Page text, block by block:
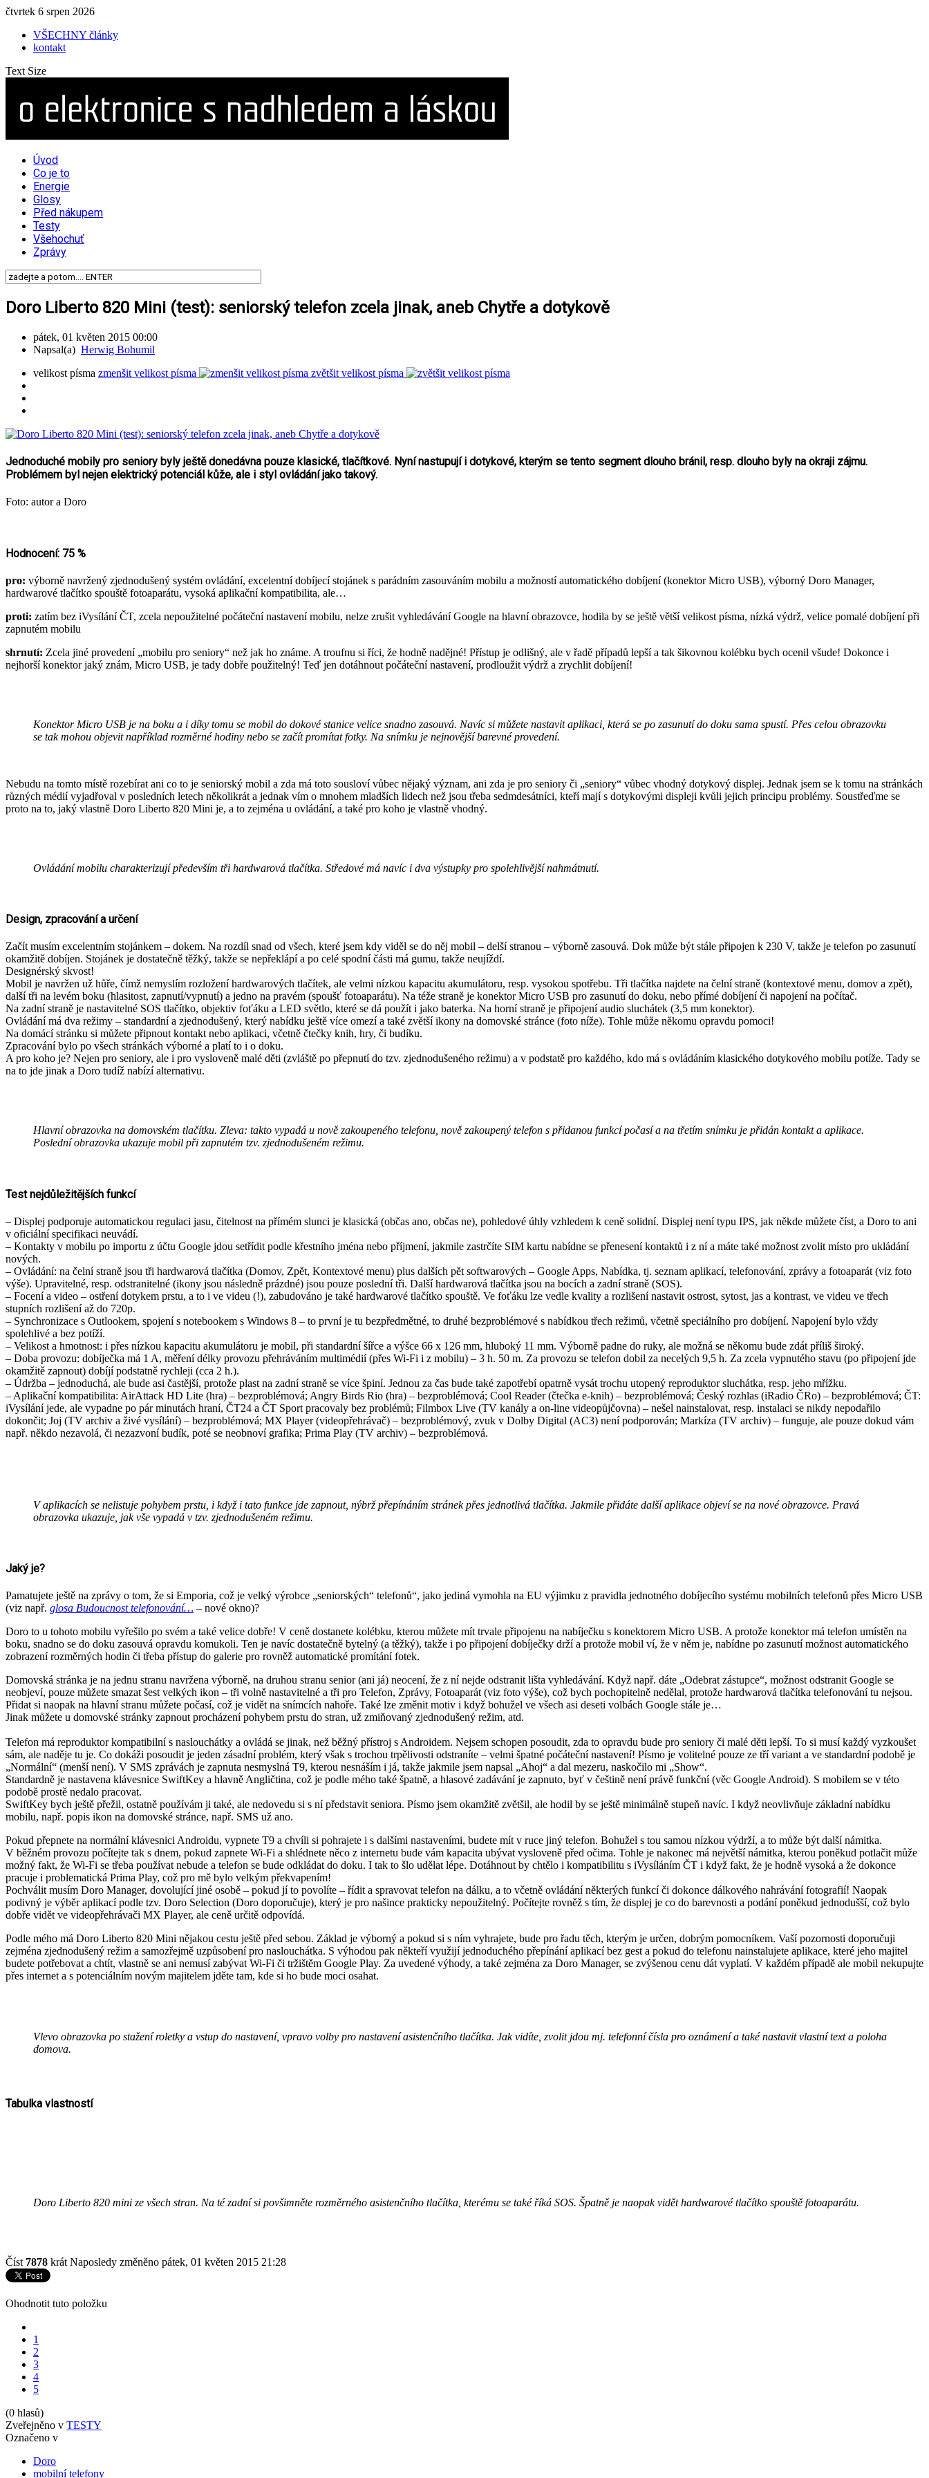
čtvrtek 6 srpen 2026
VŠECHNY články
kontakt
Text Size
Úvod
Co je to
Energie
Glosy
Před nákupem
Testy
Všehochuť
Zprávy
Doro Liberto 820 Mini (test): seniorský telefon zcela jinak, aneb Chytře a dotykově
pátek, 01 květen 2015 00:00
Napsal(a) Herwig Bohumil
velikost písma zmenšit velikost písma zvětšit velikost písma
Jednoduché mobily pro seniory byly ještě donedávna pouze klasické, tlačítkové. Nyní nastupují i dotykové, kterým se tento segment dlouho bránil, resp. dlouho byly na okraji zájmu.
Problémem byl nejen elektrický potenciál kůže, ale i styl ovládání jako takový.
Foto: autor a Doro
Hodnocení: 75 %
pro: výborně navržený zjednodušený systém ovládání, excelentní dobíjecí stojánek s parádním zasouváním mobilu a možností automatického dobíjení (konektor Micro USB), výborný Doro Manager,
hardwarové tlačítko spouště fotoaparátu, vysoká aplikační kompatibilita, ale…
proti: zatím bez iVysílání ČT, zcela nepoužitelné počáteční nastavení mobilu, nelze zrušit vyhledávání Google na hlavní obrazovce, hodila by se ještě větší velikost písma, nízká výdrž, velice pomalé dobíjení při
zapnutém mobilu
shrnutí: Zcela jiné provedení „mobilu pro seniory“ než jak ho známe. A troufnu si říci, že hodně nadějné! Přístup je odlišný, ale v řadě případů lepší a tak šikovnou kolébku bych ocenil všude! Dokonce i
nejhorší konektor jaký znám, Micro USB, je tady dobře použitelný! Teď jen dotáhnout počáteční nastavení, prodloužit výdrž a zrychlit dobíjení!
Konektor Micro USB je na boku a i díky tomu se mobil do dokové stanice velice snadno zasouvá. Navíc si můžete nastavit aplikaci, která se po zasunutí do doku sama spustí. Přes celou obrazovku
se tak mohou objevit například rozměrné hodiny nebo se začít promítat fotky. Na snímku je nejnovější barevné provedení.
Nebudu na tomto místě rozebírat ani co to je seniorský mobil a zda má toto sousloví vůbec nějaký význam, ani zda je pro seniory či „seniory“ vůbec vhodný dotykový displej. Jednak jsem se k tomu na stránkách
různých médií vyjadřoval v posledních letech několikrát a jednak vím o mnohem mladších lidech než jsou třeba sedmdesátníci, kteří mají s dotykovými displeji kvůli jejich principu problémy. Soustřeďme se
proto na to, jaký vlastně Doro Liberto 820 Mini je, a to zejména u ovládání, a také pro koho je vlastně vhodný.
Ovládání mobilu charakterizují především tři hardwarová tlačítka. Středové má navíc i dva výstupky pro spolehlivější nahmátnutí.
Design, zpracování a určení
Začít musím excelentním stojánkem – dokem. Na rozdíl snad od všech, které jsem kdy viděl se do něj mobil – delší stranou – výborně zasouvá. Dok může být stále připojen k 230 V, takže je telefon po zasunutí
okamžitě dobíjen. Stojánek je dostatečně těžký, takže se nepřeklápí a po celé spodní části má gumu, takže neujíždí.
Designérský skvost!
Mobil je navržen už hůře, čímž nemyslím rozložení hardwarových tlačítek, ale velmi nízkou kapacitu akumulátoru, resp. vysokou spotřebu. Tři tlačítka najdete na čelní straně (kontextové menu, domov a zpět),
další tři na levém boku (hlasitost, zapnutí/vypnutí) a jedno na pravém (spoušť fotoaparátu). Na téže straně je konektor Micro USB pro zasunutí do doku, nebo přímé dobíjení či napojení na počítač.
Na zadní straně je nastavitelné SOS tlačítko, objektiv foťáku a LED světlo, které se dá použít i jako baterka. Na horní straně je připojení audio sluchátek (3,5 mm konektor).
Ovládání má dva režimy – standardní a zjednodušený, který nabídku ještě více omezí a také zvětší ikony na domovské stránce (foto níže). Tohle může někomu opravdu pomoci!
Na domácí stránku si můžete připnout kontakt nebo aplikaci, včetně čtečky knih, hry, či budíku.
Zpracování bylo po všech stránkách výborné a platí to i o doku.
A pro koho je? Nejen pro seniory, ale i pro vysloveně malé děti (zvláště po přepnutí do tzv. zjednodušeného režimu) a v podstatě pro každého, kdo má s ovládáním klasického dotykového mobilu potíže. Tady se
na to jde jinak a Doro tudíž nabízí alternativu.
Hlavní obrazovka na domovském tlačítku. Zleva: takto vypadá u nově zakoupeného telefonu, nově zakoupený telefon s přidanou funkcí počasí a na třetím snímku je přidán kontakt a aplikace.
Poslední obrazovka ukazuje mobil při zapnutém tzv. zjednodušeném režimu.
Test nejdůležitějších funkcí
– Displej podporuje automatickou regulaci jasu, čitelnost na přímém slunci je klasická (občas ano, občas ne), pohledové úhly vzhledem k ceně solidní. Displej není typu IPS, jak někde můžete číst, a Doro to ani
v oficiální specifikaci neuvádí.
– Kontakty v mobilu po importu z účtu Google jdou setřídit podle křestního jména nebo příjmení, jakmile zastrčíte SIM kartu nabídne se přenesení kontaktů i z ní a máte také možnost zvolit místo pro ukládání
nových.
– Ovládání: na čelní straně jsou tři hardwarová tlačítka (Domov, Zpět, Kontextové menu) plus dalších pět softwarových – Google Apps, Nabídka, tj. seznam aplikací, telefonování, zprávy a fotoaparát (viz foto
výše). Upravitelné, resp. odstranitelné (ikony jsou následně prázdné) jsou pouze poslední tři. Další hardwarová tlačítka jsou na bocích a zadní straně (SOS).
– Focení a video – ostření dotykem prstu, a to i ve videu (!), zabudováno je také hardwarové tlačítko spouště. Ve foťáku lze vedle kvality a rozlišení nastavit ostrost, sytost, jas a kontrast, ve videu ve třech
stupních rozlišení až do 720p.
– Synchronizace s Outlookem, spojení s notebookem s Windows 8 – to první je tu bezpředmětné, to druhé bezproblémové s nabídkou třech režimů, včetně speciálního pro dobíjení. Napojení bylo vždy
spolehlivé a bez potíží.
– Velikost a hmotnost: i přes nízkou kapacitu akumulátoru je mobil, při standardní šířce a výšce 66 x 126 mm, hluboký 11 mm. Výborně padne do ruky, ale možná se někomu bude zdát příliš široký.
– Doba provozu: dobíječka má 1 A, měření délky provozu přehráváním multimédií (přes Wi-Fi i z mobilu) – 3 h. 50 m. Za provozu se telefon dobil za necelých 9,5 h. Za zcela vypnutého stavu (po připojení jde
okamžitě zapnout) dobíjí podstatně rychleji (cca 2 h.).
– Údržba – jednoduchá, ale bude asi častější, protože plast na zadní straně se více špiní. Jednou za čas bude také zapotřebí opatrně vysát trochu utopený reproduktor sluchátka, resp. jeho mřížku.
– Aplikační kompatibilita: AirAttack HD Lite (hra) – bezproblémová; Angry Birds Rio (hra) – bezproblémová; Cool Reader (čtečka e-knih) – bezproblémová; Český rozhlas (iRadio ČRo) – bezproblémová; ČT:
iVysílání jede, ale vypadne po pár minutách hraní, ČT24 a ČT Sport pracovaly bez problémů; Filmbox Live (TV kanály a on-line videopůjčovna) – nešel nainstalovat, resp. instalaci se nikdy nepodařilo
dokončit; Joj (TV archiv a živé vysílání) – bezproblémová; MX Player (videopřehrávač) – bezproblémový, zvuk v Dolby Digital (AC3) není podporován; Markíza (TV archiv) – funguje, ale pouze dokud vám
např. někdo nezavolá, či nezazvoní budík, poté se neobnoví grafika; Prima Play (TV archiv) – bezproblémová.
V aplikacích se nelistuje pohybem prstu, i když i tato funkce jde zapnout, nýbrž přepínáním stránek přes jednotlivá tlačítka. Jakmile přidáte další aplikace objeví se na nové obrazovce. Pravá
obrazovka ukazuje, jak vše vypadá v tzv. zjednodušeném režimu.
Jaký je?
Pamatujete ještě na zprávy o tom, že si Emporia, což je velký výrobce „seniorských“ telefonů“, jako jediná vymohla na EU výjimku z pravidla jednotného dobíjecího systému mobilních telefonů přes Micro USB
(viz např. glosa Budoucnost telefonování… – nové okno)?
Doro to u tohoto mobilu vyřešilo po svém a také velice dobře! V ceně dostanete kolébku, kterou můžete mít trvale připojenu na nabíječku s konektorem Micro USB. A protože konektor má telefon umístěn na
boku, snadno se do doku zasouvá opravdu komukoli. Ten je navíc dostatečně bytelný (a těžký), takže i po připojení dobíječky drží a protože mobil ví, že v něm je, nabídne po zasunutí možnost automatického
zobrazení rozměrných hodin či třeba přístup do galerie pro rovněž automatické promítání fotek.
Domovská stránka je na jednu stranu navržena výborně, na druhou stranu senior (ani já) neocení, že z ní nejde odstranit lišta vyhledávání. Když např. dáte „Odebrat zástupce“, možnost odstranit Google se
neobjeví, pouze můžete smazat šest velkých ikon – tři volně nastavitelné a tři pro Telefon, Zprávy, Fotoaparát (viz foto výše), což bych pochopitelně nedělal, protože hardwarová tlačítka telefonování tu nejsou.
Přidat si naopak na hlavní stranu můžete počasí, což je vidět na snímcích nahoře. Také lze změnit motiv i když bohužel ve všech asi deseti volbách Google stále je…
Jinak můžete u domovské stránky zapnout procházení pohybem prstu do stran, už zmiňovaný zjednodušený režim, atd.
Telefon má reproduktor kompatibilní s naslouchátky a ovládá se jinak, než běžný přístroj s Androidem. Nejsem schopen posoudit, zda to opravdu bude pro seniory či malé děti lepší. To si musí každý vyzkoušet
sám, ale naděje tu je. Co dokáži posoudit je jeden zásadní problém, který však s trochou trpělivosti odstraníte – velmi špatné počáteční nastavení! Písmo je volitelné pouze ze tří variant a ve standardní podobě je
„Normální“ (menší není). V SMS zprávách je zapnuta nesmyslná T9, kterou nesnáším i já, takže jakmile jsem napsal „Ahoj“ a dal mezeru, naskočilo mi „Show“.
Standardně je nastavena klávesnice SwiftKey a hlavně Angličtina, což je podle mého také špatně, a hlasové zadávání je zapnuto, byť v češtině není právě funkční (věc Google Android). S mobilem se v této
podobě prostě nedalo pracovat.
SwiftKey bych ještě přežil, ostatně používám ji také, ale nedovedu si s ní představit seniora. Písmo jsem okamžitě zvětšil, ale hodil by se ještě minimálně stupeň navíc. I když neovlivňuje základní nabídku
mobilu, např. popis ikon na domovské stránce, např. SMS už ano.
Pokud přepnete na normální klávesnici Androidu, vypnete T9 a chvíli si pohrajete i s dalšími nastaveními, budete mít v ruce jiný telefon. Bohužel s tou samou nízkou výdrží, a to může být další námitka.
V běžném provozu počítejte tak s dnem, pokud zapnete Wi-Fi a shlédnete něco z internetu bude vám kapacita ubývat vysloveně před očima. Tohle je nakonec má největší námitka, kterou poněkud potlačit může
možný fakt, že Wi-Fi se třeba používat nebude a telefon se bude odkládat do doku. I tak to šlo udělat lépe. Dotáhnout by chtělo i kompatibilitu s iVysíláním ČT i když fakt, že je hodně vysoká a že dokonce
pracuje i problematická Prima Play, což pro mě bylo velkým překvapením!
Pochválit musím Doro Manager, dovolující jiné osobě – pokud jí to povolíte – řídit a spravovat telefon na dálku, a to včetně ovládání některých funkcí či dokonce dálkového nahrávání fotografií! Naopak
podivný je výběr aplikací podle tzv. Doro Selection (Doro doporučuje), který je pro našince prakticky nepoužitelný. Počítejte rovněž s tím, že displej je co do barevnosti a podání poněkud jednodušší, což bylo
dobře vidět ve videopřehrávači MX Player, ale ceně určitě odpovídá.
Podle mého má Doro Liberto 820 Mini nějakou cestu ještě před sebou. Základ je výborný a pokud si s ním vyhrajete, bude pro řadu těch, kterým je určen, dobrým pomocníkem. Vaší pozornosti doporučuji
zejména zjednodušený režim a samozřejmě uzpůsobení pro naslouchátka. S výhodou pak někteří využijí jednoduchého přepínání aplikací bez gest a pokud do telefonu nainstalujete aplikace, které jeho majitel
budete potřebovat a chtít, vlastně se ani nemusí zabývat Wi-Fi či tržištěm Google Play. Za uvedené výhody, a také zejména za Doro Manager, se zvýšenou cenu dát vyplatí. V každém případě ale mobil nekupujte
přes internet a s potenciálním novým majitelem jděte tam, kde si ho bude moci osahat.
Vlevo obrazovka po stažení roletky a vstup do nastavení, vpravo volby pro nastavení asistenčního tlačítka. Jak vidíte, zvolit jdou mj. telefonní čísla pro oznámení a také nastavit vlastní text a poloha
domova.
Tabulka vlastností
Doro Liberto 820 mini ze všech stran. Na té zadní si povšimněte rozměrného asistenčního tlačítka, kterému se také říká SOS. Špatně je naopak vidět hardwarové tlačítko spouště fotoaparátu.
Číst 7878 krát Naposledy změněno pátek, 01 květen 2015 21:28
Ohodnotit tuto položku
1
2
3
4
5
(0 hlasů)
Zveřejněno v TESTY
Označeno v
Doro
mobilní telefony